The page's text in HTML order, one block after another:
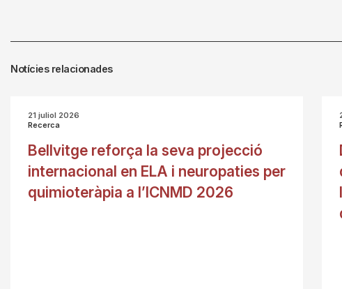
Notícies relacionades
21 juliol 2026
Recerca
Bellvitge reforça la seva projecció
internacional en ELA i neuropaties per
quimioteràpia a l’ICNMD 2026